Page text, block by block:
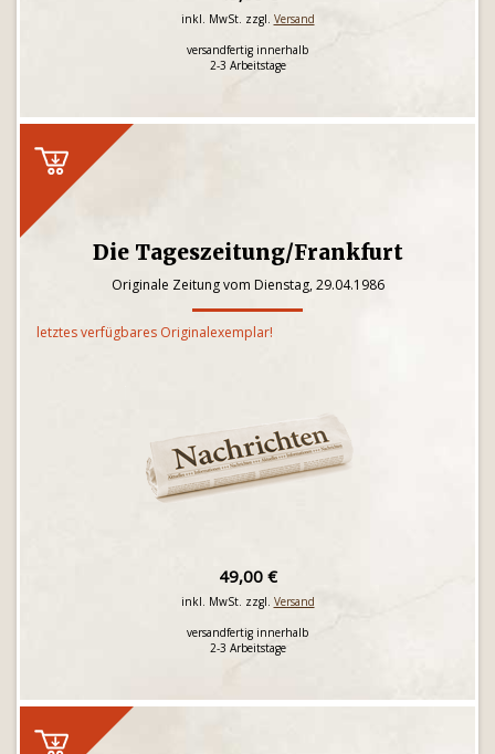
inkl. MwSt. zzgl. Versand
versandfertig innerhalb
2-3 Arbeitstage
Die Tageszeitung/Frankfurt
Originale Zeitung vom Dienstag, 29.04.1986
letztes verfügbares Originalexemplar!
49,00 €
inkl. MwSt. zzgl. Versand
versandfertig innerhalb
2-3 Arbeitstage